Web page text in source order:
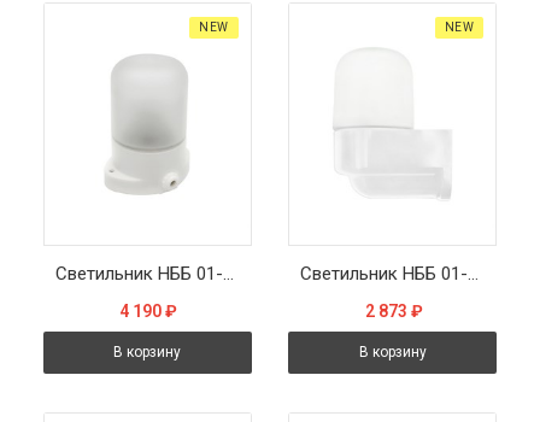
Светильник НББ 01-60-101 112х137х112мм, E27 max 60Вт, прямой керам. корпус, стекло, IP65, белый
NEW
4 190 ₽
В корзину
Светильник НББ 01-60-003 152х112х82мм, E27 max 60Вт, угловой пласт. корпус, стекло, IP65, белый
NEW
2 873 ₽
В корзину